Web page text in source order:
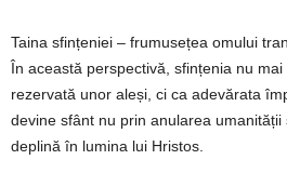
Taina sfințeniei – frumusețea omului
În această perspectivă, sfințenia nu
rezervată unor aleși, ci ca adevărata
devine sfânt nu prin anularea
deplină în lumina lui Hristos.